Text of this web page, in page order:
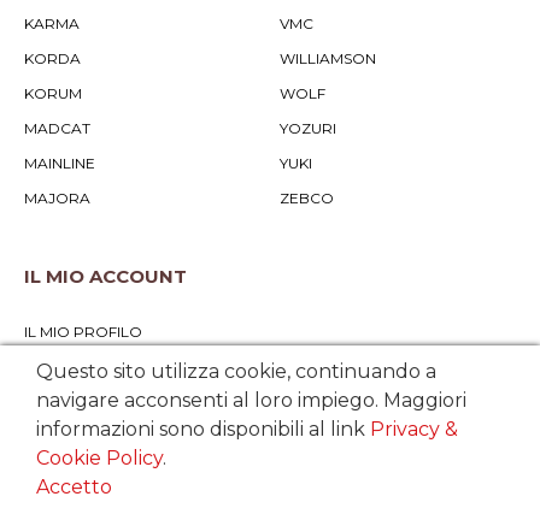
KARMA
KORDA
KORUM
MADCAT
MAINLINE
MAJORA
VMC
WILLIAMSON
WOLF
YOZURI
YUKI
ZEBCO
IL MIO ACCOUNT
IL MIO PROFILO
STORICO ORDINI
SERVIZIO CLIENTI
RICHIEDI ASSISTENZA TECNICA
Questo sito utilizza cookie, continuando a
navigare acconsenti al loro impiego. Maggiori
informazioni sono disponibili al link Privacy &
Cookie Policy.
Accetto